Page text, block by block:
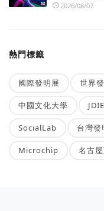
2026/08/07
熱門標籤
國際發明展 世界
中國文化大學
SocialLab 台灣發
Microchip 名古